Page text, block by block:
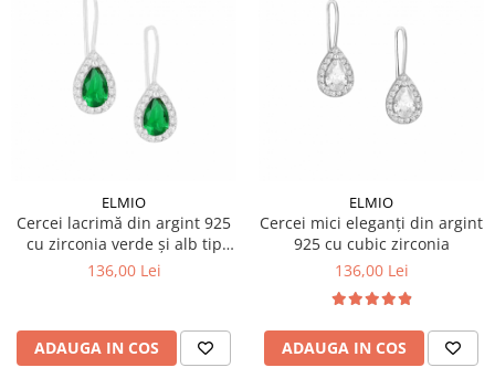
ELMIO
Cercei lacrimă din argint 925
cu zirconia verde și alb tip
Halo
136,00 Lei
ADAUGA IN COS
ELMIO
Cercei mici eleganți din argint
925 cu cubic zirconia
136,00 Lei
ADAUGA IN COS